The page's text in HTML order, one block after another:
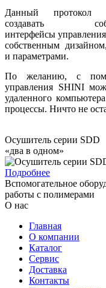
Данный протокол
создавать
интерфейсы
собственным
и параметрами.
По желанию, с
управления SHINI
удаленного
процессы. Ничто не
Осушитель серии SDD
«два в одном»
Подробнее
Вспомогательное
работы с полимерами
О нас
Главная
О компании
Каталог
Сервис
Доставка
Контакты